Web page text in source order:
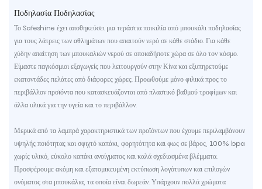
Ποδηλασία Ποδηλασίας
Το Safeshine έχει αποθηκεύσει μια τεράστια ποικιλία από μπουκάλι ποδηλασίας
για τους λάτρεις των αθλημάτων που απαιτούν νερό σε κάθε στάδιο. Για κάθε
χύδην απαίτηση των μπουκαλιών νερού σε οποιαδήποτε χώρα σε όλο τον κόσμο.
Είμαστε παγκόσμιοι εξαγωγείς που λειτουργούν στην Κίνα και εξυπηρετούμε
εκατοντάδες πελάτες από διάφορες χώρες. Προωθούμε μόνο φιλικά προς το
περιβάλλον προϊόντα που κατασκευάζονται από πλαστικό βαθμού τροφίμων και
άλλα υλικά για την υγεία και το περιβάλλον.
Μερικά από τα λαμπρά χαρακτηριστικά των προϊόντων που έχουμε περιλαμβάνουν
υψηλής ποιότητας και σφιχτό καπάκι, φορητότητα και φως σε βάρος, 100% bpa
χωρίς υλικό, εύκολο καπάκι ανοίγματος και καλά σχεδιασμένα βλέμματα.
Προσφέρουμε ακόμη και εξατομικευμένη εκτύπωση λογότυπων και επιλογών
ονόματος στα μπουκάλια, τα οποία είναι δωρεάν. Υπάρχουν πολλά χρώματα